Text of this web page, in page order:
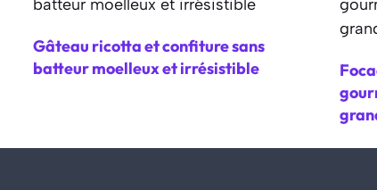
Gâteau ricotta et confiture sans
batteur moelleux et irrésistible